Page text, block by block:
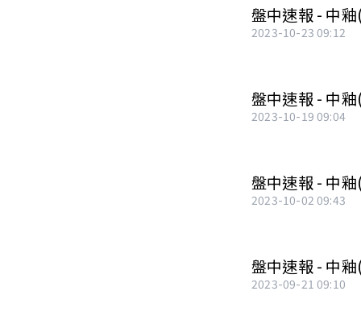
盤中速報 - 中
2023-10-23 09:12
盤中速報 - 中
2023-10-19 09:04
盤中速報 - 中
2023-10-02 09:43
盤中速報 - 中
2023-09-21 09:10